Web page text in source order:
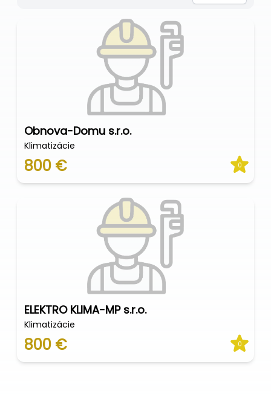
Obnova-Domu s.r.o.
Klimatizácie
800 € 0
ELEKTRO KLIMA-MP s.r.o.
Klimatizácie
800 € 0